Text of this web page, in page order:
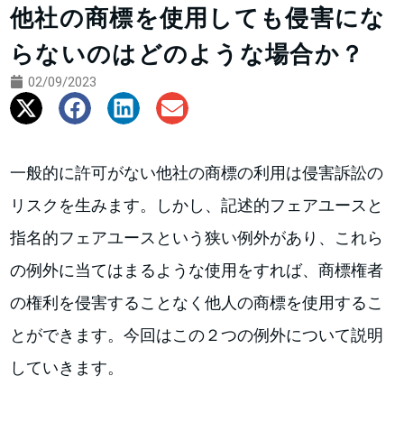
他社の商標を使用しても侵害にな
らないのはどのような場合か？
02/09/2023
一般的に許可がない他社の商標の利用は侵害訴訟の
リスクを生みます。しかし、記述的フェアユースと
指名的フェアユースという狭い例外があり、これら
の例外に当てはまるような使用をすれば、商標権者
の権利を侵害することなく他人の商標を使用するこ
とができます。今回はこの２つの例外について説明
していきます。